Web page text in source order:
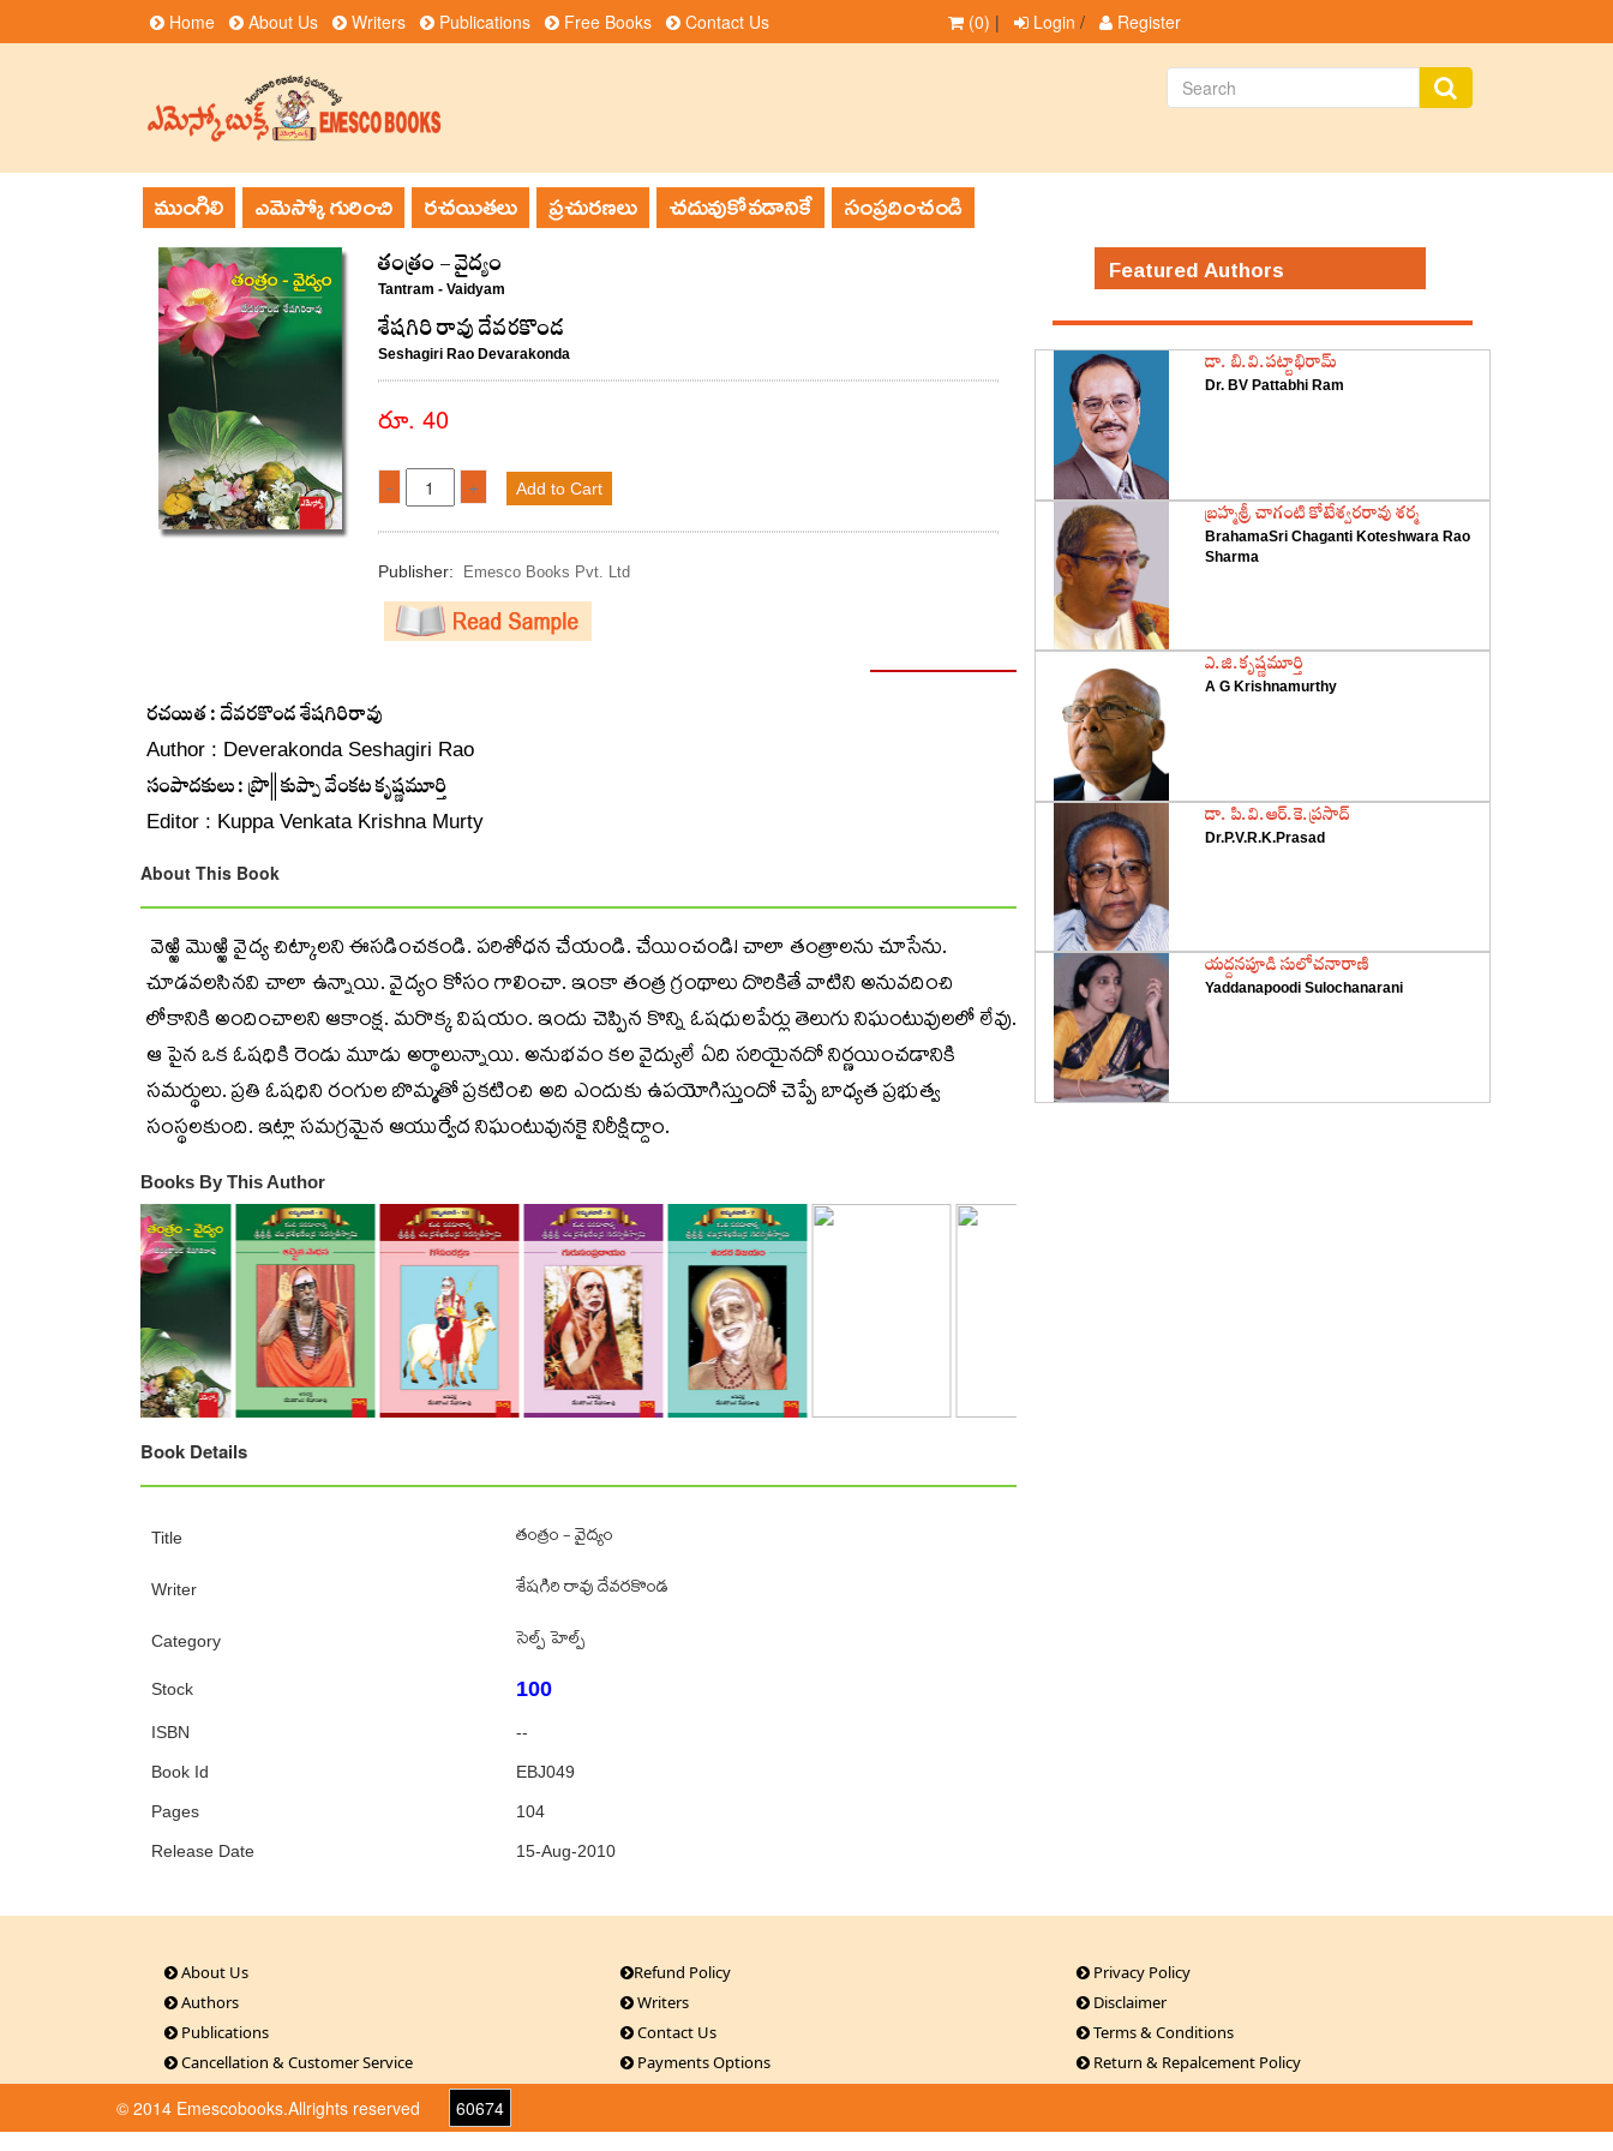
Home About Us Writers Publications Free Books Contact Us (0) | Login / Register
ముంగిలి ఎమెస్కో గురించి రచయితలు ప్రచురణలు చదువుకోవడానికే సంప్రదించండి
తంత్రం - వైద్యం
Tantram - Vaidyam
శేషగిరి రావు దేవరకొండ
Seshagiri Rao Devarakonda
రూ. 40
- + Add to Cart
Publisher: Emesco Books Pvt. Ltd
రచయిత : దేవరకొండ శేషగిరిరావు
Author : Deverakonda Seshagiri Rao
సంపాదకులు : ప్రొ|| కుప్పా వేంకట కృష్ణమూర్తి
Editor : Kuppa Venkata Krishna Murty
About This Book
వెఱ్ఱి మొఱ్ఱి వైద్య చిట్కాలని ఈసడించకండి. పరిశోధన చేయండి. చేయించండి! చాలా తంత్రాలను చూసేను.
చూడవలసినవి చాలా ఉన్నాయి. వైద్యం కోసం గాలించా. ఇంకా తంత్ర గ్రంథాలు దొరికితే వాటిని అనువదించి
లోకానికి అందించాలని ఆకాంక్ష. మరొక్క విషయం. ఇందు చెప్పిన కొన్ని ఓషధులపేర్లు తెలుగు నిఘంటువులలో లేవు.
ఆ పైన ఒక ఓషధికి రెండు మూడు అర్థాలున్నాయి. అనుభవం కల వైద్యులే ఏది సరియైనదో నిర్ణయించడానికి
సమర్థులు. ప్రతి ఓషధిని రంగుల బొమ్మతో ప్రకటించి అది ఎందుకు ఉపయోగిస్తుందో చెప్పే బాధ్యత ప్రభుత్వ
సంస్థలకుంది. ఇట్లా సమగ్రమైన ఆయుర్వేద నిఘంటువునకై నిరీక్షిద్దాం.
Books By This Author
Book Details
Title తంత్రం - వైద్యం
Writer శేషగిరి రావు దేవరకొండ
Category సెల్ప్ హెల్ప్
Stock 100
ISBN --
Book Id EBJ049
Pages 104
Release Date 15-Aug-2010
Featured Authors
డా. బి.వి.పట్టాభిరామ్
Dr. BV Pattabhi Ram
‌బ్రహ్మశ్రీ చాగంటి కోటేశ్వరరావు శర్మ
BrahamaSri Chaganti Koteshwara Rao
Sharma
‌ఎ.జి.కృష్ణమూర్తి
A G Krishnamurthy
‌డా. పి.వి.ఆర్‌.కె.ప్రసాద్‌
Dr.P.V.R.K.Prasad
‌యద్దనపూడి సులోచనారాణి
Yaddanapoodi Sulochanarani
About Us
Authors
Publications
Cancellation & Customer Service
Refund Policy
Writers
Contact Us
Payments Options
Privacy Policy
Disclaimer
Terms & Conditions
Return & Repalcement Policy
© 2014 Emescobooks.Allrights reserved
60674